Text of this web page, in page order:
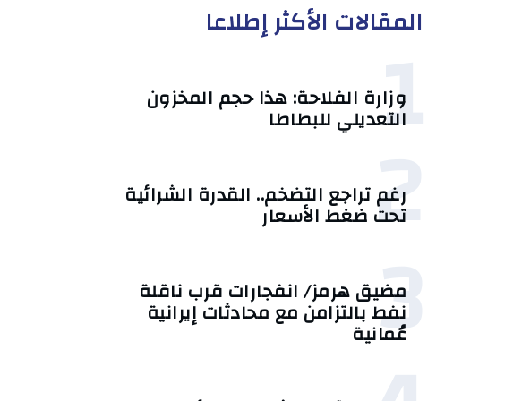
المقالات الأكثر إطلاعا
1
وزارة الفلاحة: هذا حجم المخزون
التعديلي للبطاطا
2
رغم تراجع التضخم.. القدرة الشرائية
تحت ضغط الأسعار
3
مضيق هرمز/ انفجارات قرب ناقلة
نفط بالتزامن مع محادثات إيرانية
عُمانية